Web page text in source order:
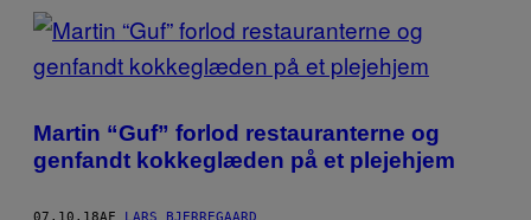
Martin “Guf” forlod restauranterne og
genfandt kokkeglæden på et plejehjem
07.10.18AF LARS BJERREGAARD